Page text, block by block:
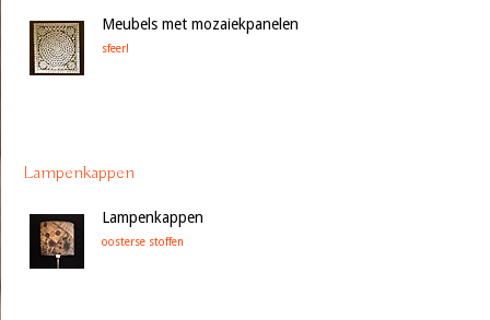
Meubels met mozaiekpanelen
sfeer!
Lampenkappen
Lampenkappen
oosterse stoffen